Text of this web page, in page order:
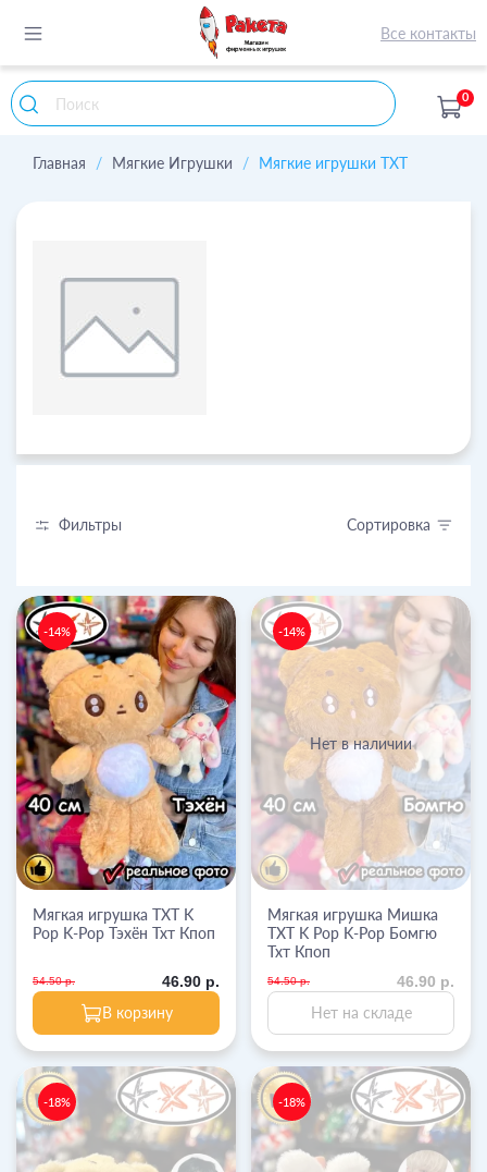
Все контакты
0
Главная Мягкие Игрушки Мягкие игрушки TXT
Фильтры Сортировка
-14%
Мягкая игрушка TXT K
Pop K-Pop Тэхён Тхт Кпоп
54.50 р. 46.90 р.
В корзину
Нет в наличии
-14%
Мягкая игрушка Мишка
TXT K Pop K-Pop Бомгю
Тхт Кпоп
54.50 р. 46.90 р.
Нет на складе
-18% -18%